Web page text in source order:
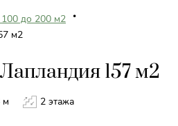
до 200 м2 •
м2
157 м2
м 2 этажа